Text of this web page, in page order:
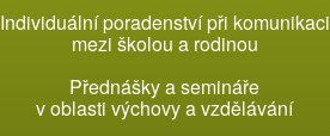
Individuální poradenství při komunikaci
mezi školou a rodinou
Přednášky a semináře
v oblasti výchovy a vzdělávání